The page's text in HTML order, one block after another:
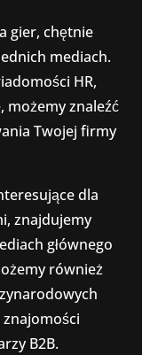
gier, chętnie
mediach.
HR,
możemy znaleźć
Twojej firmy
dla
znajdujemy
głównego
również
B2B.